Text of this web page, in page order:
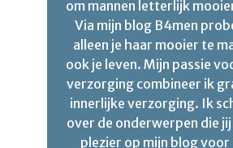
om mannen letterlijk
Via mijn blog B4men
alleen je haar mooier te
ook je leven. Mijn passie
verzorging combineer ik
innerlijke verzorging. Ik
over de onderwerpen die jij
plezier op mijn blog voor